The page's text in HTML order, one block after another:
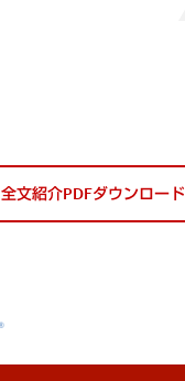
全文紹介PDFダウンロード